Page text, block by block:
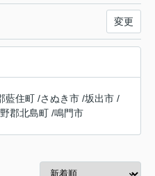
変更
藍住町 /さぬき市 /坂出市 /
郡北島町 /鳴門市